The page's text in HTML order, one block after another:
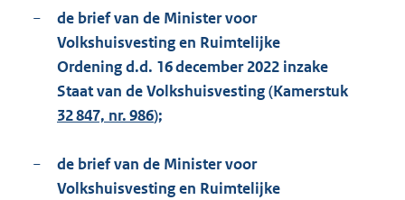
−
de brief van de Minister voor
Volkshuisvesting en Ruimtelijke
Ordening d.d. 16 december 2022 inzake
Staat van de Volkshuisvesting (Kamerstuk
32 847, nr. 986);
−
de brief van de Minister voor
Volkshuisvesting en Ruimtelijke